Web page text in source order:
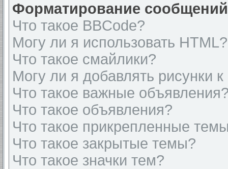
Форматирование
Что такое BBCode?
Могу ли я использовать HTML?
Что такое смайлики?
Могу ли я добавлять рисунки
Что такое важные
Что такое объявления?
Что такое прикрепленные
Что такое закрытые темы?
Что такое значки тем?